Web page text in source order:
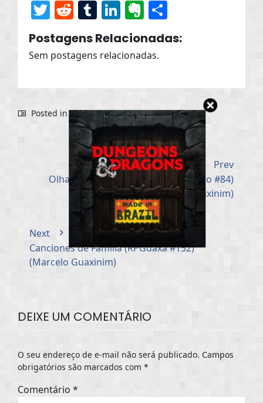
Twitter
Reddit
Tumblr
LinkedIn
Evernote
Postagens Relacionadas:
Sem postagens relacionadas.
Posted inDicas
Prev
Olha a Água! É Mentira! (GuaxaVerso #84)
(Marcelo Guaxinim)
Next
Canciones de Família (RPGuaxa #152)
(Marcelo Guaxinim)
DEIXE UM COMENTÁRIO
O seu endereço de e-mail não será publicado. Campos
obrigatórios são marcados com *
Comentário *